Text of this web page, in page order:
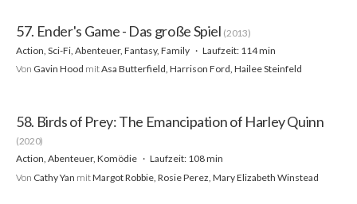
57. Ender's Game - Das große Spiel (2013)
Action, Sci-Fi, Abenteuer, Fantasy, Family
Laufzeit: 114 min
Von Gavin Hood mitAsa Butterfield, Harrison Ford, Hailee Steinfeld
58. Birds of Prey: The Emancipation of Harley Quinn
(2020)
Action, Abenteuer, Komödie
Laufzeit: 108 min
Von Cathy Yan mitMargot Robbie, Rosie Perez, Mary Elizabeth Winstead